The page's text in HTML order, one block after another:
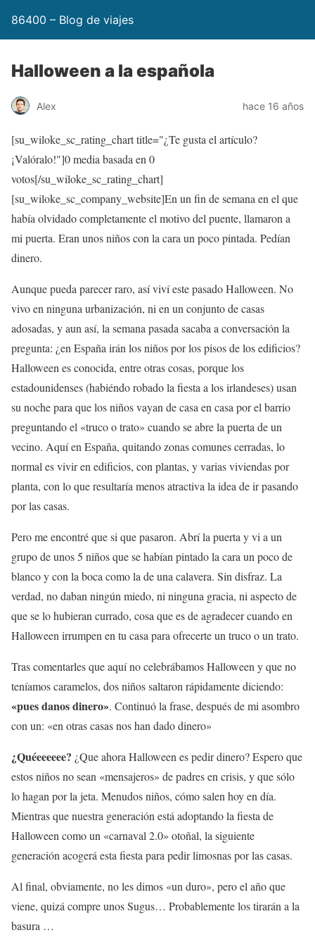
86400 – Blog de viajes
Halloween a la española
Alex hace 16 años
[su_wiloke_sc_rating_chart title="¿Te gusta el artículo?
¡Valóralo!"]0media basada en 0
votos[/su_wiloke_sc_rating_chart]
[su_wiloke_sc_company_website]En un fin de semana en el que
había olvidado completamente el motivo del puente, llamaron a
mi puerta. Eran unos niños con la cara un poco pintada. Pedían
dinero.
Aunque pueda parecer raro, así viví este pasado Halloween. No
vivo en ninguna urbanización, ni en un conjunto de casas
adosadas, y aun así, la semana pasada sacaba a conversación la
pregunta: ¿en España irán los niños por los pisos de los edificios?
Halloween es conocida, entre otras cosas, porque los
estadounidenses (habiéndo robado la fiesta a los irlandeses) usan
su noche para que los niños vayan de casa en casa por el barrio
preguntando el «truco o trato» cuando se abre la puerta de un
vecino. Aquí en España, quitando zonas comunes cerradas, lo
normal es vivir en edificios, con plantas, y varias viviendas por
planta, con lo que resultaría menos atractiva la idea de ir pasando
por las casas.
Pero me encontré que si que pasaron. Abrí la puerta y vi a un
grupo de unos 5 niños que se habían pintado la cara un poco de
blanco y con la boca como la de una calavera. Sin disfraz. La
verdad, no daban ningún miedo, ni ninguna gracia, ni aspecto de
que se lo hubieran currado, cosa que es de agradecer cuando en
Halloween irrumpen en tu casa para ofrecerte un truco o un trato.
Tras comentarles que aquí no celebrábamos Halloween y que no
teníamos caramelos, dos niños saltaron rápidamente diciendo:
«pues danos dinero». Continuó la frase, después de mi asombro
con un: «en otras casas nos han dado dinero»
¿Quéeeeeee? ¿Que ahora Halloween es pedir dinero? Espero que
estos niños no sean «mensajeros» de padres en crisis, y que sólo
lo hagan por la jeta. Menudos niños, cómo salen hoy en día.
Mientras que nuestra generación está adoptando la fiesta de
Halloween como un «carnaval 2.0» otoñal, la siguiente
generación acogerá esta fiesta para pedir limosnas por las casas.
Al final, obviamente, no les dimos «un duro», pero el año que
viene, quizá compre unos Sugus… Probablemente los tirarán a la
basura …